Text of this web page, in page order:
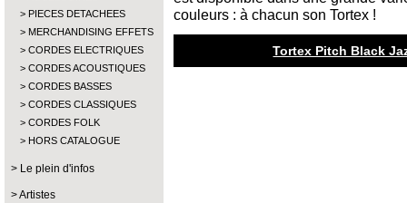
PIECES DETACHEES
MERCHANDISING EFFETS
CORDES ELECTRIQUES
CORDES ACOUSTIQUES
CORDES BASSES
CORDES CLASSIQUES
CORDES FOLK
HORS CATALOGUE
Le plein d'infos
Artistes
couleurs : à chacun son Tortex !
Tortex Pitch Black